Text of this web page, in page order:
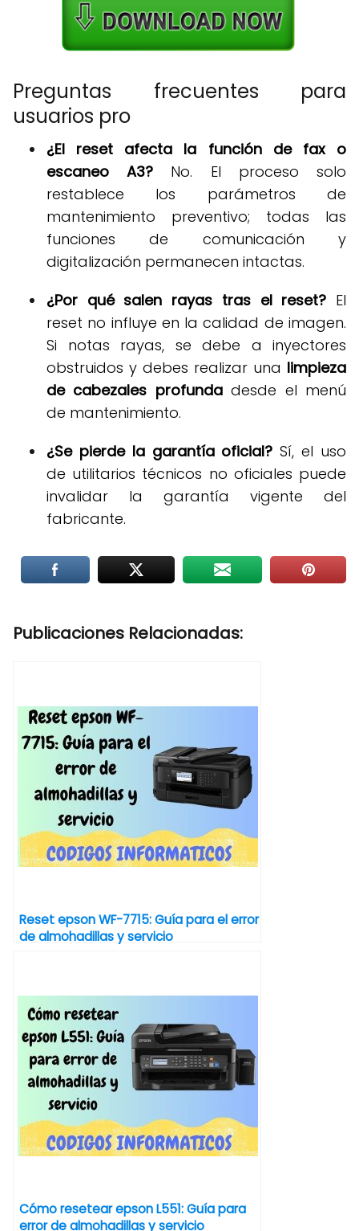
Preguntas frecuentes para
usuarios pro
¿El reset afecta la función de fax o
escaneo A3? No. El proceso solo
restablece los parámetros de
mantenimiento preventivo; todas las
funciones de comunicación y
digitalización permanecen intactas.
¿Por qué salen rayas tras el reset? El
reset no influye en la calidad de imagen.
Si notas rayas, se debe a inyectores
obstruidos y debes realizar una limpieza
de cabezales profundadesde el menú
de mantenimiento.
¿Se pierde la garantía oficial? Sí, el uso
de utilitarios técnicos no oficiales puede
invalidar la garantía vigente del
fabricante.
Publicaciones Relacionadas:
Reset epson WF-7715: Guía para el error
de almohadillas y servicio
Cómo resetear epson L551: Guía para
error de almohadillas y servicio